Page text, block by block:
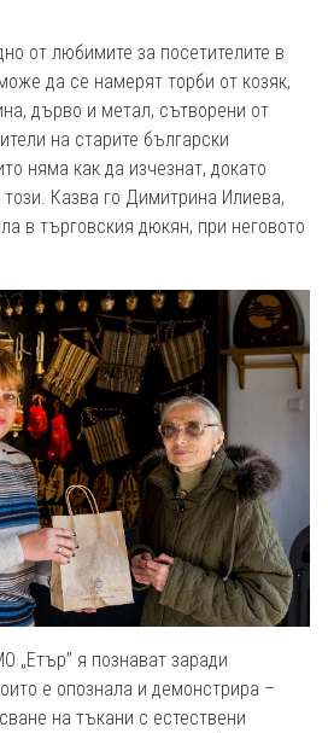
от любимите за посетителите в
да се намерят торби от козяк,
дърво и метал, сътворени от
на старите български
няма как да изчезнат, докато
Казва го Димитрина Илиева,
в търговския дюкян, при неговото
„Етър” я познават заради
е опознала и демонстрира –
на тъкани с естествени